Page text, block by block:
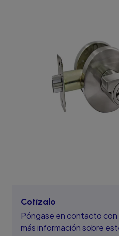
Cotízalo
Póngase en contacto
más información sobre